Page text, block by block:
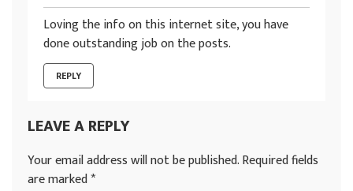
Loving the info on this internet site, you have
done outstanding job on the posts.
REPLY
LEAVE A REPLY
Your email address will not be published.Required fields
are marked*